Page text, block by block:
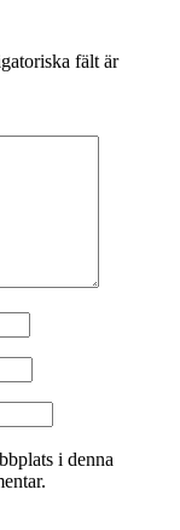
fält är
i denna